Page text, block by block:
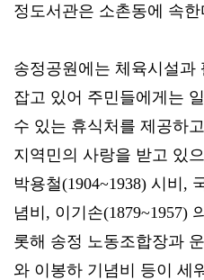
정도서관은 소촌동에 속한
송정공원에는 체육시설과
잡고 있어 주민들에게는
수 있는 휴식처를 제공하
지역민의 사랑을 받고 있
박용철(1904~1938) 시비,
념비, 이기손(1879~1957)
롯해 송정 노동조합장과
와 이봉하 기념비 등이 세